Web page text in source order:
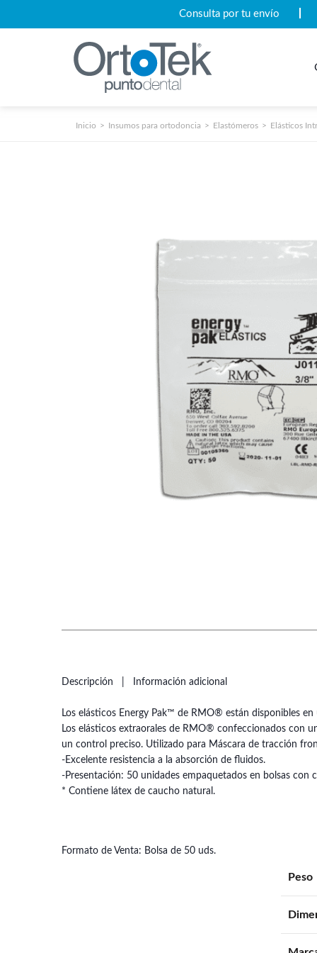
Consulta por tu envío
Inicio Insumos para ortodoncia Elastómeros Elásticos
Descripción Información adicional
Los elásticos Energy Pak™ de RMO® están disponibles
Los elásticos extraorales de RMO® confeccionados con
un control preciso. Utilizado para Máscara de tracción
-Excelente resistencia a la absorción de fluidos.
-Presentación: 50 unidades empaquetados en bolsas
* Contiene látex de caucho natural.
Formato de Venta: Bolsa de 50 uds.
Peso